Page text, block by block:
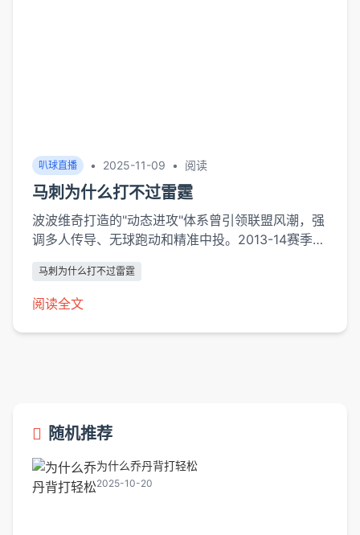
叭球直播 • 2025-11-09 • 阅读
马刺为什么打不过雷霆
波波维奇打造的"动态进攻"体系曾引领联盟风潮，强
调多人传导、无球跑动和精准中投。2013-14赛季马
体系遭遇严峻挑战。威斯布鲁克和杜兰特组成的锋卫
防线，凭借惊人的臂展（杜兰特臂展2.25米）和横
赛数据显...
马刺为什么打不过雷霆
阅读全文
随机推荐
为什么乔丹背打轻松
2025-10-20